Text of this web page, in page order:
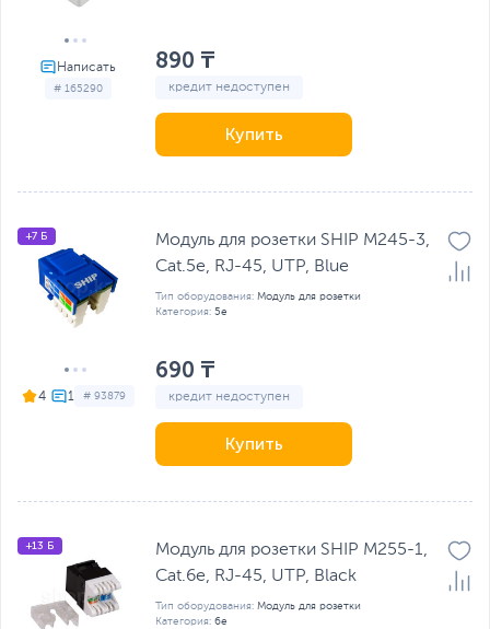
# 165290
890 ₸
кредит недоступен
Купить
4 # 93879
+7 Б
Модуль для розетки SHIP M245-3,
Cat.5e, RJ-45, UTP, Blue
Тип оборудования: Модуль для розетки
Категория: 5e
690 ₸
кредит недоступен
Купить
+13 Б
Модуль для розетки SHIP M255-1,
Cat.6e, RJ-45, UTP, Black
Тип оборудования: Модуль для розетки
Категория: 6e